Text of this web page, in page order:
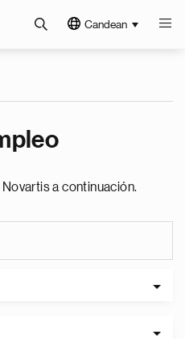
Candean
a continuación.